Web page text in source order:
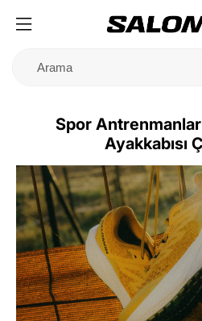
Spor
Ayakkabısı